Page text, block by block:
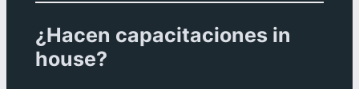
¿Hacen capacitaciones in
house?